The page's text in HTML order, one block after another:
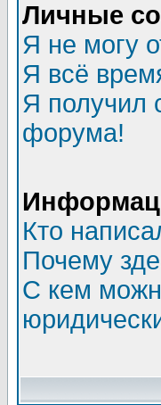
Личные
Я не могу
Я всё
Я получил
форума!
Кто
Почему
С кем